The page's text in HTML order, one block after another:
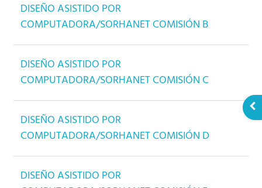
DISEÑO ASISTIDO POR
COMPUTADORA/SORHANET COMISIÓN B
DISEÑO ASISTIDO POR
COMPUTADORA/SORHANET COMISIÓN C
DISEÑO ASISTIDO POR
COMPUTADORA/SORHANET COMISIÓN D
DISEÑO ASISTIDO POR